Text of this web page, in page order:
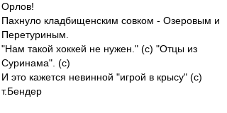
Орлов!
Пахнуло кладбищенским совком - Озеровым и
Перетуриным.
"Нам такой хоккей не нужен." (с) "Отцы из
Суринама". (с)
И это кажется невинной "игрой в крысу" (с)
т.Бендер